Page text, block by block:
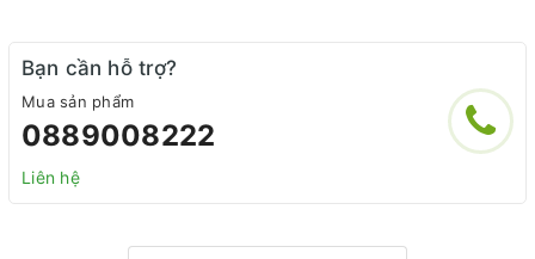
Bạn cần hỗ trợ?
Mua sản phẩm
0889008222
Liên hệ